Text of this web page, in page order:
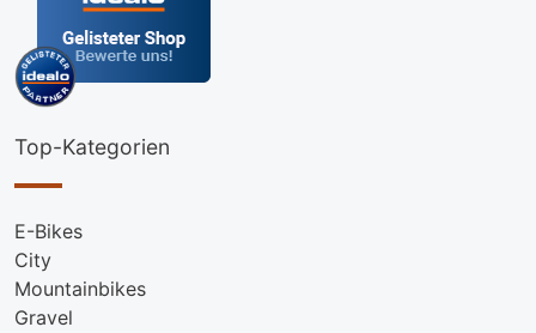
Top-Kategorien
E-Bikes
City
Mountainbikes
Gravel